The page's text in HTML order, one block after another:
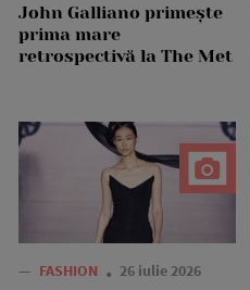
John Galliano primește
prima mare
retrospectivă la The Met
— FASHION 26 iulie 2026